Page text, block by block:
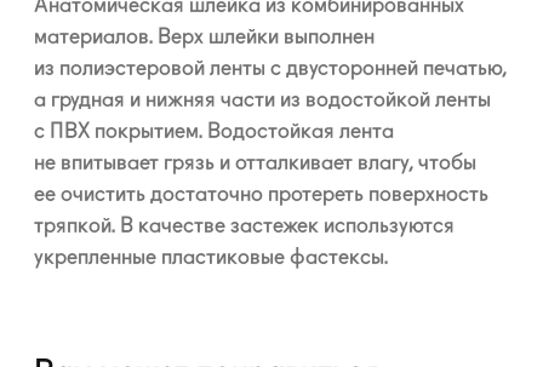
Анатомическая шлейка из комбинированных
материалов. Верх шлейки выполнен
из полиэстеровой ленты с двусторонней печатью,
а грудная и нижняя части из водостойкой ленты
с ПВХ покрытием. Водостойкая лента
не впитывает грязь и отталкивает влагу, чтобы
ее очистить достаточно протереть поверхность
тряпкой. В качестве застежек используются
укрепленные пластиковые фастексы.